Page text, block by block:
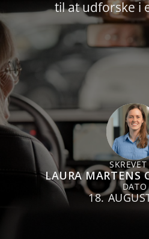
til at udforske i
LAURA MARTENS
DATO
18.